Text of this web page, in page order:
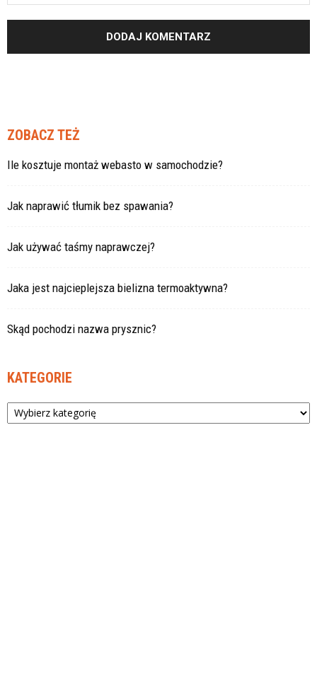
ZOBACZ TEŻ
Ile kosztuje montaż webasto w samochodzie?
Jak naprawić tłumik bez spawania?
Jak używać taśmy naprawczej?
Jaka jest najcieplejsza bielizna termoaktywna?
Skąd pochodzi nazwa prysznic?
KATEGORIE
Kategorie